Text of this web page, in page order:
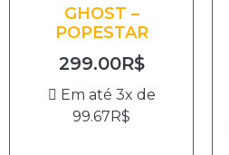
GHOST –
POPESTAR
299.00R$
Em até 3x de
99.67R$